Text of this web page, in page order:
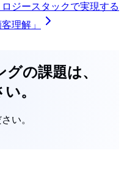
ジースタックで実現する
理解」
の課題は、
。
い。